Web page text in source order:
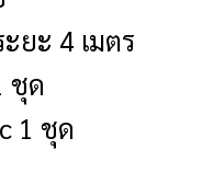
ยะ 4 เมตร
ชุด
1 ชุด